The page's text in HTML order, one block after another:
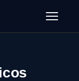
Menu